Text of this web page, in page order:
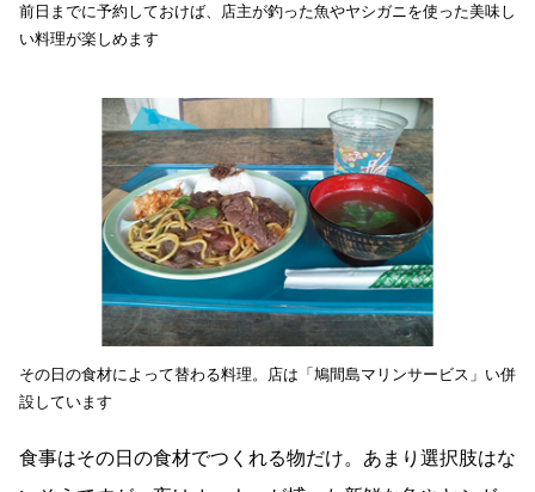
前日までに予約しておけば、店主が釣った魚やヤシガニを使った美味し
い料理が楽しめます
その日の食材によって替わる料理。店は「鳩間島マリンサービス」い併
設しています
食事はその日の食材でつくれる物だけ。あまり選択肢はな